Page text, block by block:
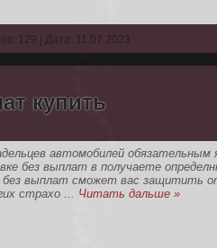
129 | Дата: 11.07.2023
купить
автомобилей
без выплат в получаете
выплат сможет вас защитить
страхо ... Читать дальше »